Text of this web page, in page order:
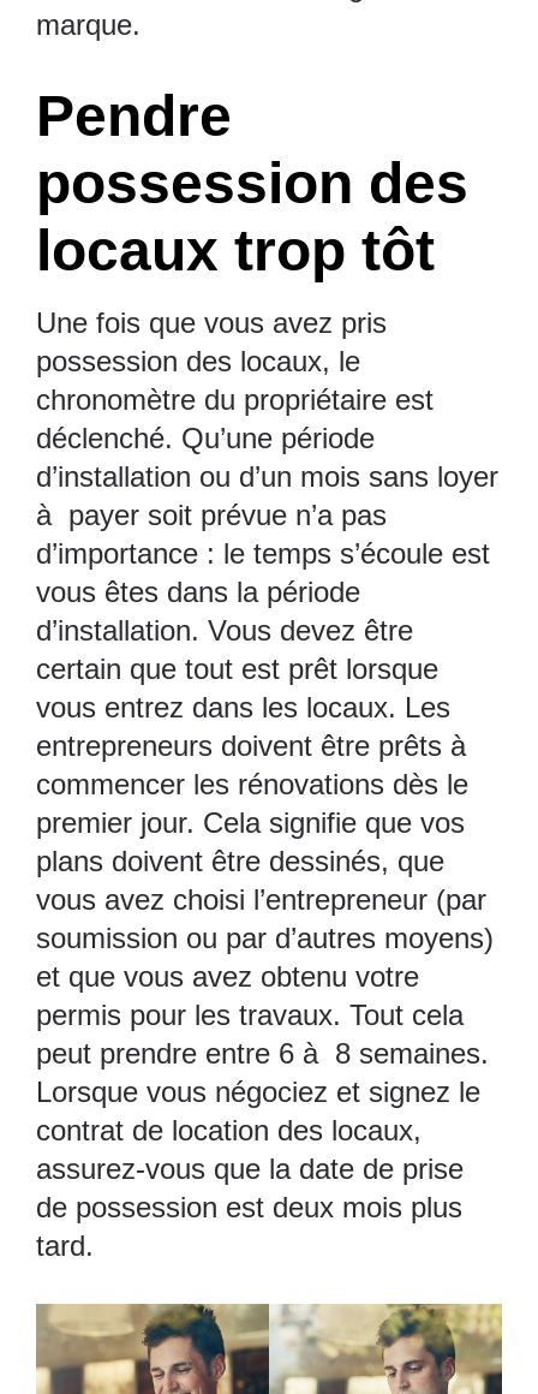
marque.
Pendre
possession des
locaux trop tôt
Une fois que vous avez pris
possession des locaux, le
chronomètre du propriétaire est
déclenché. Qu’une période
d’installation ou d’un mois sans loyer
à payer soit prévue n’a pas
d’importance : le temps s’écoule est
vous êtes dans la période
d’installation. Vous devez être
certain que tout est prêt lorsque
vous entrez dans les locaux. Les
entrepreneurs doivent être prêts à
commencer les rénovations dès le
premier jour. Cela signifie que vos
plans doivent être dessinés, que
vous avez choisi l’entrepreneur (par
soumission ou par d’autres moyens)
et que vous avez obtenu votre
permis pour les travaux. Tout cela
peut prendre entre 6 à 8 semaines.
Lorsque vous négociez et signez le
contrat de location des locaux,
assurez-vous que la date de prise
de possession est deux mois plus
tard.